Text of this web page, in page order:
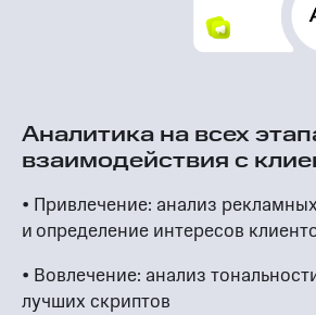
Аналитика на всех
взаимодействия с
• Привлечение: анализ
и определение интересов
• Вовлечение: анализ
лучших скриптов